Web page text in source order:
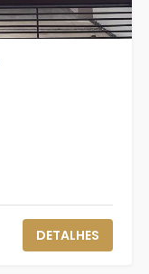
DETALHES